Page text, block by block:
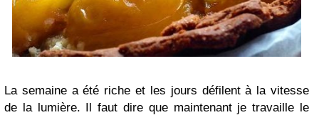
La semaine a été riche et les jours défilent à la vitesse
de la lumière. Il faut dire que maintenant je travaille le